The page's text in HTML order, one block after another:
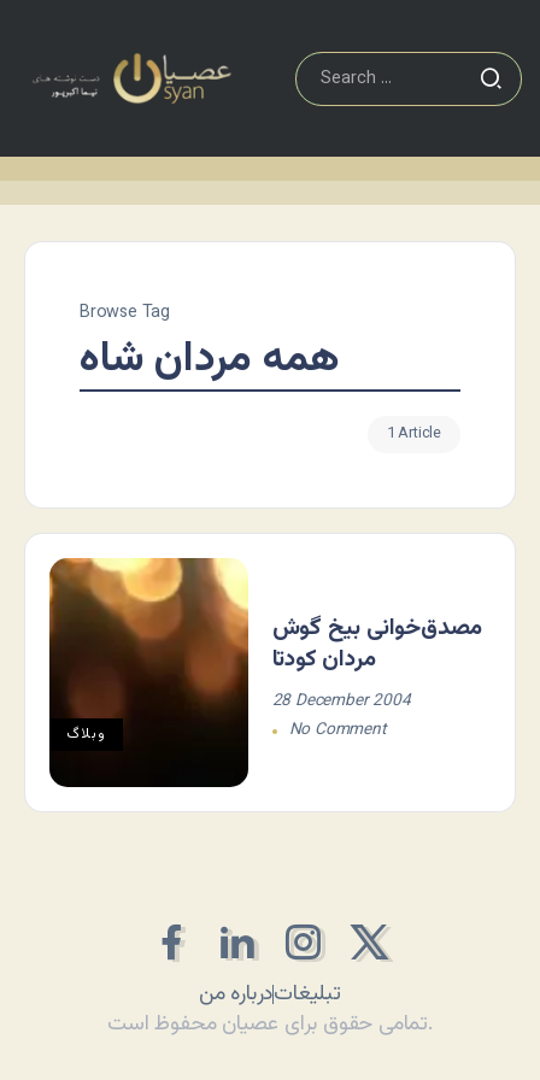
Browse Tag
همه مردان شاه
1 Article
وبلاگ
مصدق‌خوانی بیخ گوش
مردان کودتا
28 December 2004
No Comment
درباره منتبلیغات
تمامی حقوق برای عصیان محفوظ است.